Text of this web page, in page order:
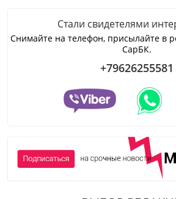
Стали свидетелями
Снимайте на телефон, присылайте в
СарБК.
+79626255581